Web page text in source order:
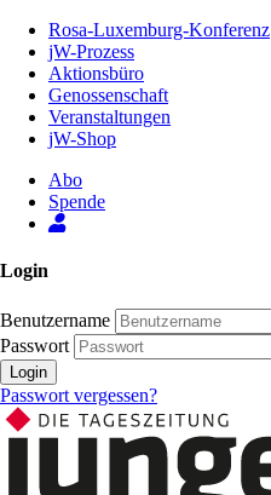
Inhalt
Seite
Rosa-Luxemburg-Konferenz
jW-Prozess
Aktionsbüro
Genossenschaft
Veranstaltungen
jW-Shop
Abo
Spende
Login
Benutzername
Passwort
Login
Passwort vergessen?